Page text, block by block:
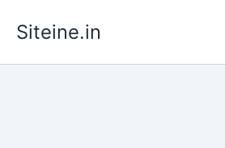
Siteine.in